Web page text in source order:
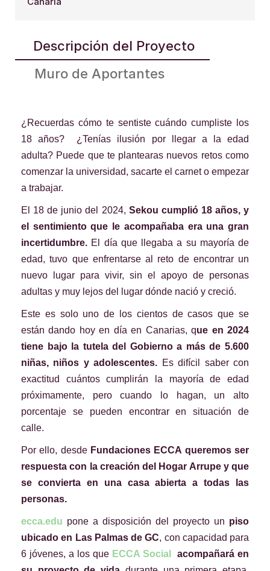
Descripción del Proyecto
Muro de Aportantes
¿Recuerdas cómo te sentiste cuándo cumpliste los
18 años? ¿Tenías ilusión por llegar a la edad
adulta? Puede que te plantearas nuevos retos como
comenzar la universidad, sacarte el carnet o empezar
a trabajar.
El 18 de junio del 2024, Sekou cumplió 18 años, y
el sentimiento que le acompañaba era una gran
incertidumbre. El día que llegaba a su mayoría de
edad, tuvo que enfrentarse al reto de encontrar un
nuevo lugar para vivir, sin el apoyo de personas
adultas y muy lejos del lugar dónde nació y creció.
Este es solo uno de los cientos de casos que se
están dando hoy en día en Canarias, que en 2024
tiene bajo la tutela del Gobierno a más de 5.600
niñas, niños y adolescentes. Es difícil saber con
exactitud cuántos cumplirán la mayoría de edad
próximamente, pero cuando lo hagan, un alto
porcentaje se pueden encontrar en situación de
calle.
Por ello, desde Fundaciones ECCA queremos ser
respuesta con la creación del Hogar Arrupe y que
se convierta en una casa abierta a todas las
personas.
ecca.edu pone a disposición del proyecto un piso
ubicado en Las Palmas de GC, con capacidad para
6 jóvenes, a los que ECCA Social
acompañará en